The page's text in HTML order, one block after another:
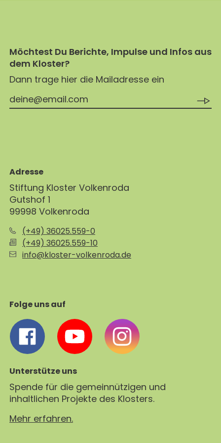
Möchtest Du Berichte, Impulse und Infos aus
dem Kloster?
Dann trage hier die Mailadresse ein
Adresse
Stiftung Kloster Volkenroda
Gutshof 1
99998 Volkenroda
(+49) 36025.559-0
(+49) 36025.559-10
info@kloster-volkenroda.de
Folge uns auf
Unterstütze uns
Spende für die gemeinnützigen und
inhaltlichen Projekte des Klosters.
Mehr erfahren.